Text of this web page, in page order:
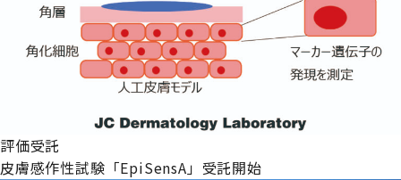
評価受託
皮膚感作性試験「EpiSensA」受託開始